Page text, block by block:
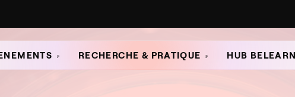
RECHERCHE & PRATIQUE HUB